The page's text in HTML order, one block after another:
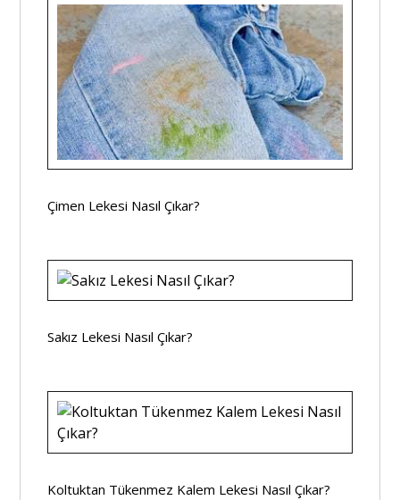
Çimen Lekesi Nasıl Çıkar?
Sakız Lekesi Nasıl Çıkar?
Koltuktan Tükenmez Kalem Lekesi Nasıl Çıkar?